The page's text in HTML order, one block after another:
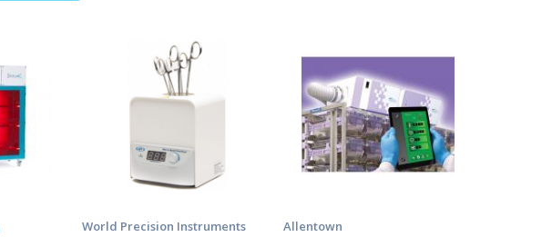
World Precision Instruments Allentown